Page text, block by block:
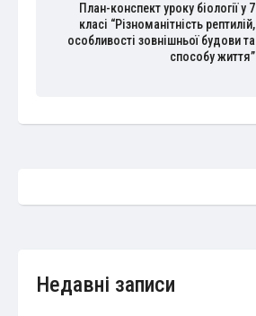
План-конспект уроку біології у 7
класі “Різноманітність рептилій,
особливості зовнішньої будови та
способу життя”
Недавні записи